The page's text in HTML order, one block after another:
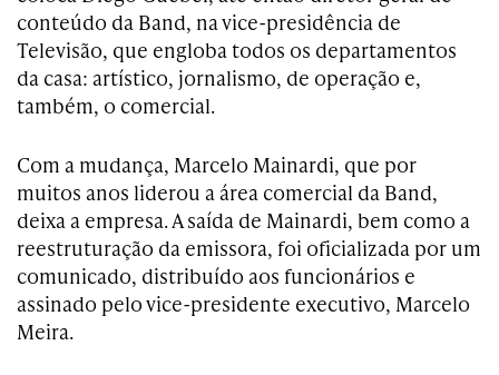
conteúdo da Band, na vice-presidência de
Televisão, que engloba todos os departamentos
da casa: artístico, jornalismo, de operação e,
também, o comercial.
Com a mudança, Marcelo Mainardi, que por
muitos anos liderou a área comercial da Band,
deixa a empresa. A saída de Mainardi, bem como a
reestruturação da emissora, foi oficializada por um
comunicado, distribuído aos funcionários e
assinado pelo vice-presidente executivo, Marcelo
Meira.